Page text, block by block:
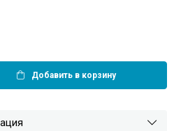
Добавить в корзину